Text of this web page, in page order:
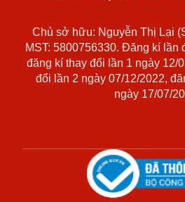
Chủ sở hữu: Nguyễn Thị Lại
MST: 5800756330. Đăng kí lần
đăng kí thay đổi lần 1 ngày 12/
đổi lần 2 ngày 07/12/2022,
ngày 17/07/